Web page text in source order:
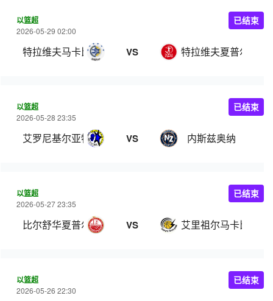
以篮超
2026-05-29 02:00
特拉维夫马卡比 VS 特拉维夫夏普尔
已结束
以篮超
2026-05-28 23:35
艾罗尼基尔亚特阿塔 VS 内斯兹奥纳
已结束
以篮超
2026-05-27 23:35
比尔舒华夏普尔 VS 艾里祖尔马卡比
已结束
以篮超
2026-05-26 22:30
已结束